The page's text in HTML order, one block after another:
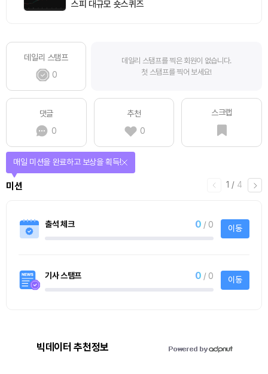
스피 대규모 숏스퀴즈
데일리 스탬프
0
데일리 스탬프를 찍은 회원이 없습니다.
첫 스탬프를 찍어 보세요!
댓글
0
추천
0
스크랩
2 /
티켓스토어
티켓으로 다양한 상품에 응모하자!
4명
빅데이터 추천정보